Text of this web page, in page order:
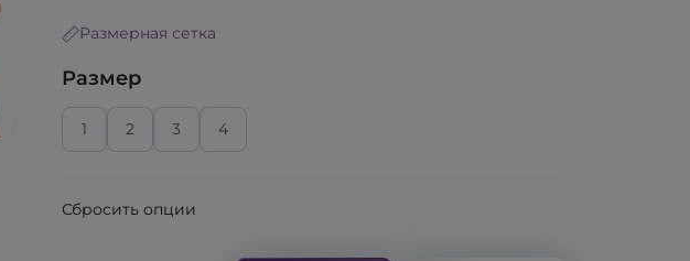
Размерная сетка
Размер
1 2 3 4
Сбросить опции